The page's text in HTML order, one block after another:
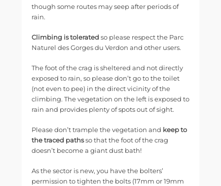
though some routes may seep after periods of
rain.
Climbing is tolerated so please respect the Parc
Naturel des Gorges du Verdon and other users.
The foot of the crag is sheltered and not directly
exposed to rain, so please don’t go to the toilet
(not even to pee) in the direct vicinity of the
climbing. The vegetation on the left is exposed to
rain and provides plenty of spots out of sight.
Please don’t trample the vegetation and keep to
the traced pathsso that the foot of the crag
doesn’t become a giant dust bath!
As the sector is new, you have the bolters’
permission to tighten the bolts (17mm or 19mm